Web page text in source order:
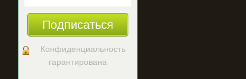
Подписаться
Конфиденциальность
гарантирована